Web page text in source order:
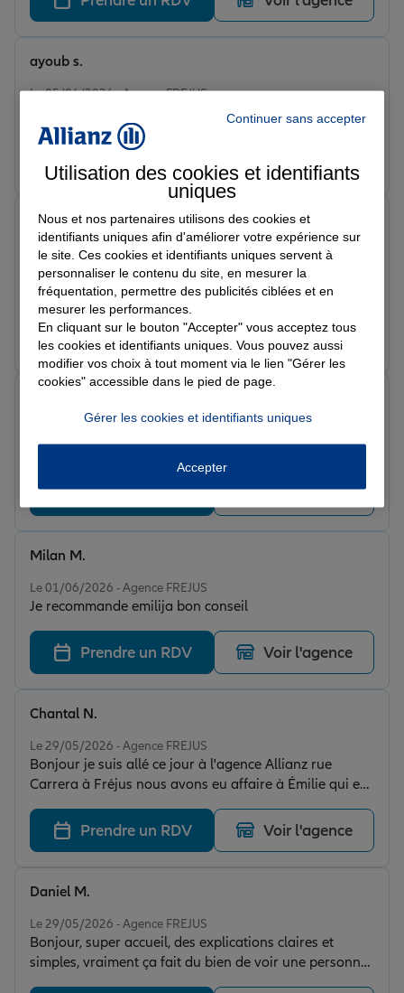
Le 05/06/2026 - Agence FREJUS
très accueillante et professionnelle
ayoub s.
Note de 5 sur 5
Le 02/06/2026 - Agence FREJUS
Super accueil très réactif à l écoute et en plus qui
pratique des tarifs attractifs je conseil vivement merci
à l équipe
Mustapha K.
Prendre un RDV Voir l'agence
Note de 5 sur 5
Très agréable accueil et aimable merci beaucoup
Prendre un RDV Voir l'agence
Le 01/06/2026 - Agence FREJUS
Je recommande emilija bon conseil
Milan M.
Prendre un RDV Voir l'agence
Le 29/05/2026 - Agence FREJUS
Bonjour je suis allé ce jour à l'agence Allianz rue
Carrera à Fréjus nous avons eu affaire à Émilie qui est
une femme charmante et très à l'écoute du client et de
bons conseils
Chantal N.
Prendre un RDV Voir l'agence
Le 29/05/2026 - Agence FREJUS
Bonjour, super accueil, des explications claires et
simples, vraiment ça fait du bien de voir une personne
compétente qui connaît son métier merci Émilie.
Daniel M.
Continuer sans accepter
Utilisation des cookies et identifiants
uniques
Nous et nos partenaires utilisons des cookies et
identifiants uniques afin d'améliorer votre expérience sur
le site. Ces cookies et identifiants uniques servent à
personnaliser le contenu du site, en mesurer la
fréquentation, permettre des publicités ciblées et en
mesurer les performances.
En cliquant sur le bouton "Accepter" vous acceptez tous
les cookies et identifiants uniques. Vous pouvez aussi
modifier vos choix à tout moment via le lien "Gérer les
cookies" accessible dans le pied de page.
Gérer les cookies et identifiants uniques
Accepter